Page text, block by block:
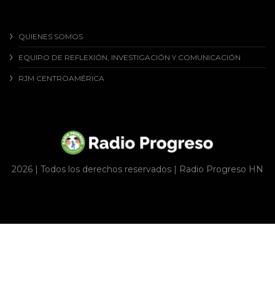
QUIENES SOMOS
EQUIPO DE REFLEXIÓN, INVESTIGACIÓN Y COMUNICACIÓN
RJM CENTROAMÉRICA
2026 | Todos los derechos reservados | Radio Progreso HN